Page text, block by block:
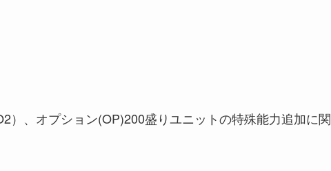
）、オプション(OP)200盛りユニットの特殊能力追加に関